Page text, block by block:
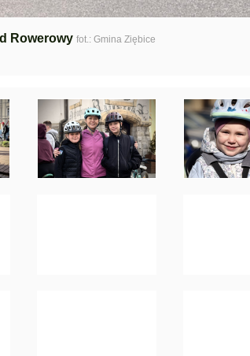
Rowerowy fot.: Gmina Ziębice